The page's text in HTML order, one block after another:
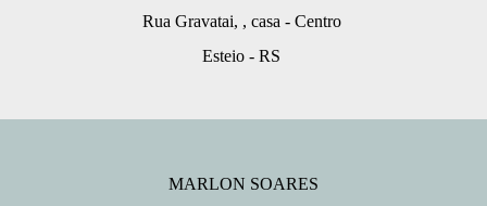
Rua Gravatai, , casa - Centro
Esteio - RS
MARLON SOARES